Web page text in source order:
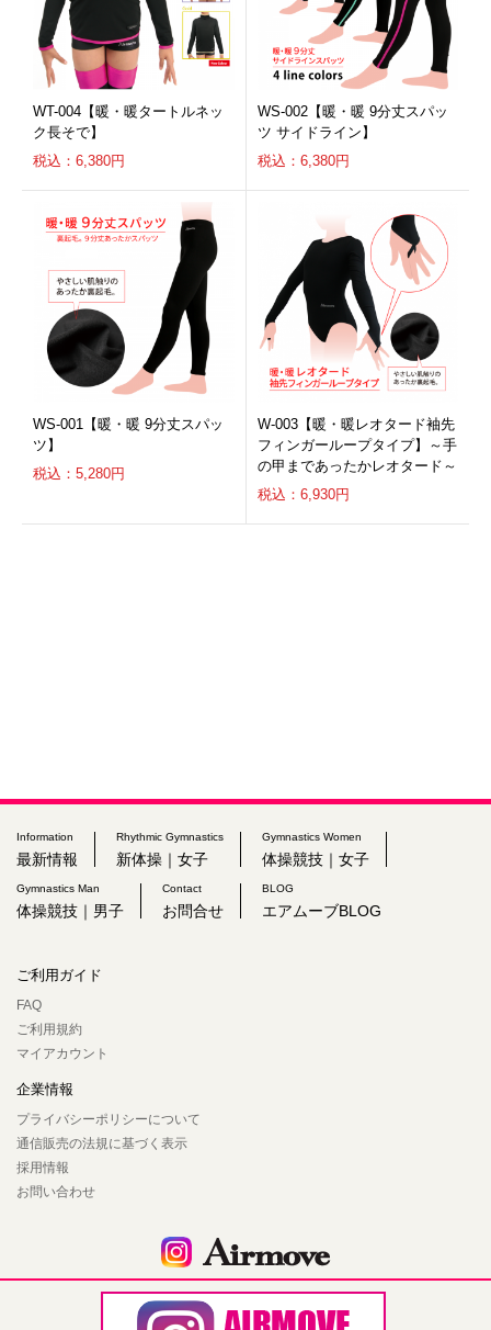
WT-004【暖・暖タートルネッ
ク長そで】
税込：6,380円
WS-002【暖・暖 9分丈スパッ
ツ サイドライン】
税込：6,380円
WS-001【暖・暖 9分丈スパッ
ツ】
税込：5,280円
W-003【暖・暖レオタード袖先
フィンガーループタイプ】～手
の甲まであったかレオタード～
税込：6,930円
Information
最新情報
Rhythmic Gymnastics
新体操｜女子
Gymnastics Women
体操競技｜女子
Gymnastics Man
体操競技｜男子
Contact
お問合せ
BLOG
エアムーブBLOG
ご利用ガイド
FAQ
ご利用規約
マイアカウント
企業情報
プライバシーポリシーについて
通信販売の法規に基づく表示
採用情報
お問い合わせ